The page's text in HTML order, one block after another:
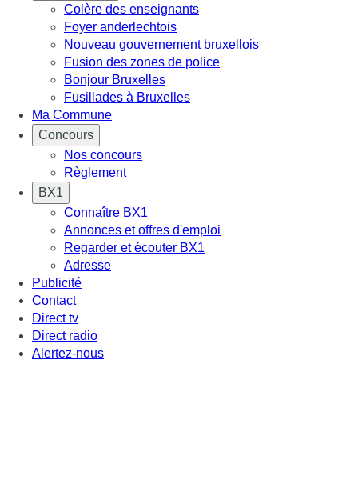
Colère des enseignants
Foyer anderlechtois
Nouveau gouvernement bruxellois
Fusion des zones de police
Bonjour Bruxelles
Fusillades à Bruxelles
Ma Commune
Concours
Nos concours
Règlement
BX1
Connaître BX1
Annonces et offres d'emploi
Regarder et écouter BX1
Adresse
Publicité
Contact
Direct tv
Direct radio
Alertez-nous